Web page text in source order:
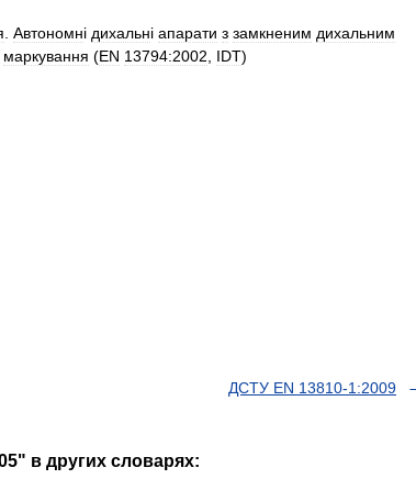
Автономні дихальні апарати з замкненим дихальним
маркування (EN 13794:2002 IDT)
ДСТУ EN 13810-1:2009
в других словарях: